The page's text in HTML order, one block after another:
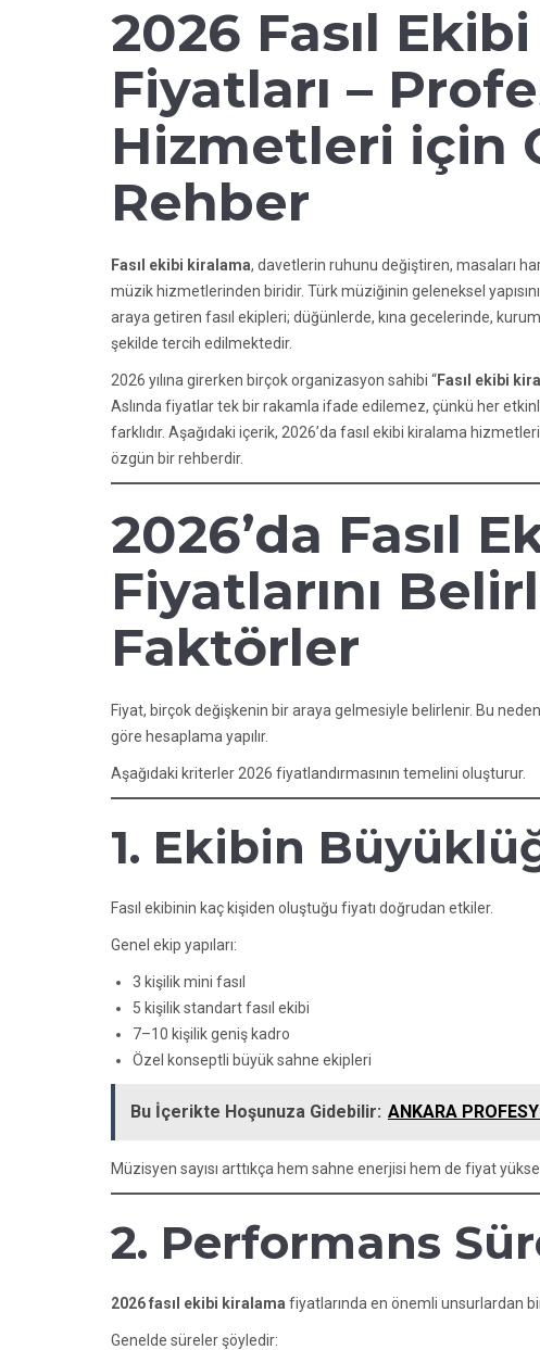
2026 Fasıl
Fiyatları –
Hizmetleri için
Rehber
Fasıl ekibi kiralama, davetlerin ruhunu değiştiren, masaları
müzik hizmetlerinden biridir. Türk müziğinin geleneksel
araya getiren fasıl ekipleri; düğünlerde, kına gecelerinde,
şekilde tercih edilmektedir.
2026 yılına girerken birçok organizasyon sahibi “Fasıl ekibi
Aslında fiyatlar tek bir rakamla ifade edilemez, çünkü her
farklıdır. Aşağıdaki içerik, 2026’da fasıl ekibi kiralama
özgün bir rehberdir.
2026’da Fasıl
Fiyatlarını
Faktörler
Fiyat, birçok değişkenin bir araya gelmesiyle belirlenir. Bu
göre hesaplama yapılır.
Aşağıdaki kriterler 2026 fiyatlandırmasının temelini oluşturur.
1. Ekibin
Fasıl ekibinin kaç kişiden oluştuğu fiyatı doğrudan etkiler.
Genel ekip yapıları:
3 kişilik mini fasıl
5 kişilik standart fasıl ekibi
7–10 kişilik geniş kadro
Özel konseptli büyük sahne ekipleri
Bu İçerikte Hoşunuza Gidebilir: ANKARA
Müzisyen sayısı arttıkça hem sahne enerjisi hem de fiyat
2. Performans
2026 fasıl ekibi kiralama fiyatlarında en önemli unsurlardan
Genelde süreler şöyledir: